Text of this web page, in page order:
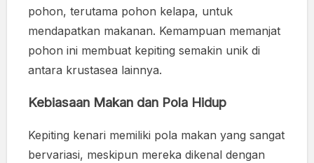
pohon, terutama pohon kelapa, untuk
mendapatkan makanan. Kemampuan memanjat
pohon ini membuat kepiting semakin unik di
antara krustasea lainnya.
Kebiasaan Makan dan Pola Hidup
Kepiting kenari memiliki pola makan yang sangat
bervariasi, meskipun mereka dikenal dengan